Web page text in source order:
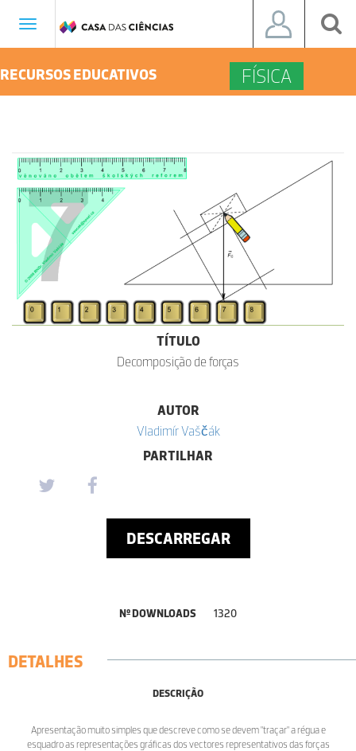
Toggle
RECURSOS EDUCATIVOS FÍSICA
TÍTULO
Decomposição de forças
AUTOR
Vladimír Vaščák
PARTILHAR
DESCARREGAR
Nº DOWNLOADS 1320
DETALHES
DESCRIÇÃO
Apresentação muito simples que descreve como se devem "traçar" a régua e
esquadro as representações gráficas dos vectores representativos das forças